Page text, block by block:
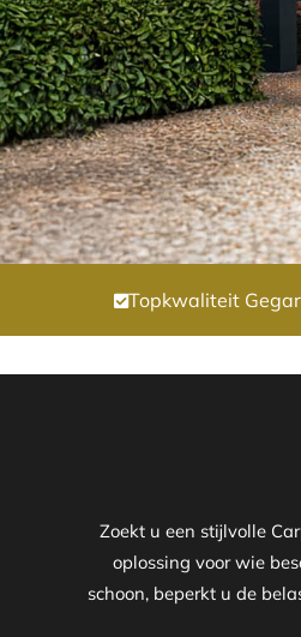
Topkwaliteit
Zoekt u een stijlvolle
oplossing voor wie
schoon, beperkt u de